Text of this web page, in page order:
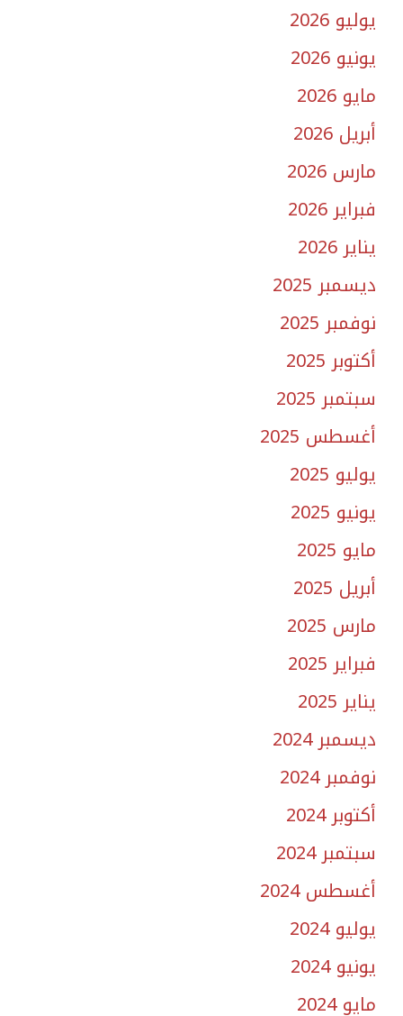
يوليو 2026
يونيو 2026
مايو 2026
أبريل 2026
مارس 2026
فبراير 2026
يناير 2026
ديسمبر 2025
نوفمبر 2025
أكتوبر 2025
سبتمبر 2025
أغسطس 2025
يوليو 2025
يونيو 2025
مايو 2025
أبريل 2025
مارس 2025
فبراير 2025
يناير 2025
ديسمبر 2024
نوفمبر 2024
أكتوبر 2024
سبتمبر 2024
أغسطس 2024
يوليو 2024
يونيو 2024
مايو 2024